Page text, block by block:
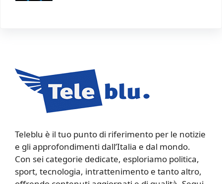
Teleblu è il tuo punto di riferimento per le notizie
e gli approfondimenti dall’Italia e dal mondo.
Con sei categorie dedicate, esploriamo politica,
sport, tecnologia, intrattenimento e tanto altro,